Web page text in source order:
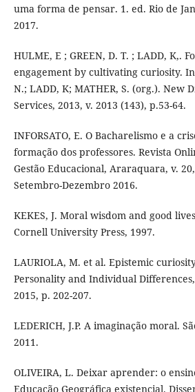
uma forma de pensar. 1. ed. Rio de
2017.
HULME, E ; GREEN, D. T. ; LADD, K,.
engagement by cultivating curiosity.
N.; LADD, K; MATHER, S. (org.). New
Services, 2013, v. 2013 (143), p.53-64.
INFORSATO, E. O Bacharelismo e a
formação dos professores. Revista
Gestão Educacional, Araraquara, v.
Setembro-Dezembro 2016.
KEKES, J. Moral wisdom and good
Cornell University Press, 1997.
LAURIOLA, M. et al. Epistemic
Personality and Individual
2015, p. 202-207.
LEDERICH, J.P. A imaginação moral.
2011.
OLIVEIRA, L. Deixar aprender: o
Educação Geográfica existencial.